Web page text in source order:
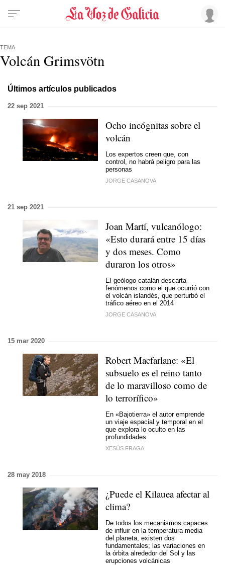
TEMA
Volcán Grimsvötn
Últimos artículos publicados
22 sep 2021
Ocho incógnitas sobre el
volcán
Los expertos creen que, con
control, no habrá peligro para las
personas
JORGE CASANOVA
21 sep 2021
Joan Martí, vulcanólogo:
«Esto durará entre 15 días
y dos meses. Como
duraron los otros»
El geólogo catalán descarta
fenómenos como el que ocurrió con
el volcán islandés, que perturbó el
tráfico aéreo en el 2014
JORGE CASANOVA
15 mar 2020
Robert Macfarlane: «El
subsuelo es el reino tanto
de lo maravilloso como de
lo terrorífico»
En «Bajotierra» el autor emprende
un viaje espacial y temporal en el
que explora lo oculto en las
profundidades
XESÚS FRAGA
28 may 2018
¿Puede el Kilauea afectar al
clima?
De todos los mecanismos capaces
de influir en la temperatura media
del planeta, existen dos
fundamentales; las variaciones en
la órbita alrededor del Sol y las
erupciones volcánicas